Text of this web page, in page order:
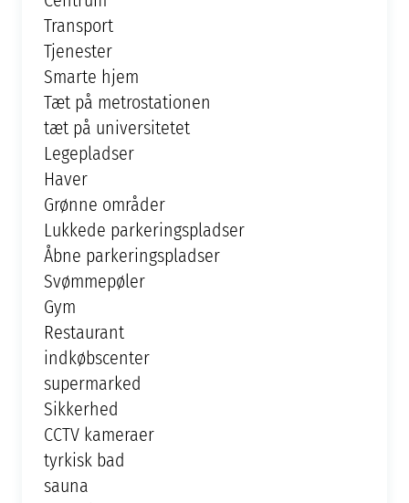
Transport
Tjenester
Smarte hjem
Tæt på metrostationen
tæt på universitetet
Legepladser
Haver
Grønne områder
Lukkede parkeringspladser
Åbne parkeringspladser
Svømmepøler
Gym
Restaurant
indkøbscenter
supermarked
Sikkerhed
CCTV kameraer
tyrkisk bad
sauna